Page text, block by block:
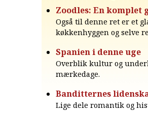
Zoodles: En komplet
Også til denne ret er et
køkkenhyggen og selve
Spanien i denne uge
Overblik kultur og
mærkedage.
Banditternes
Lige dele romantik og